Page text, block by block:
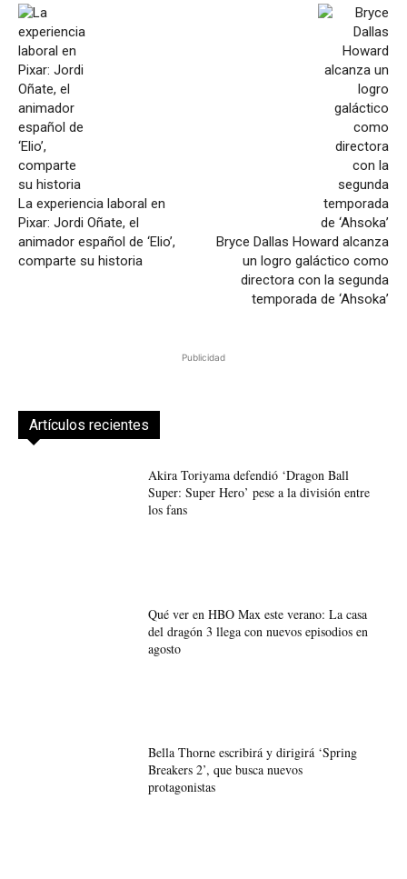
La experiencia laboral en
Pixar: Jordi Oñate, el
animador español de ‘Elio’,
comparte su historia
Bryce Dallas Howard alcanza
un logro galáctico como
directora con la segunda
temporada de ‘Ahsoka’
Publicidad
Artículos recientes
Akira Toriyama defendió ‘Dragon Ball
Super: Super Hero’ pese a la división entre
los fans
Qué ver en HBO Max este verano: La casa
del dragón 3 llega con nuevos episodios en
agosto
Bella Thorne escribirá y dirigirá ‘Spring
Breakers 2’, que busca nuevos
protagonistas